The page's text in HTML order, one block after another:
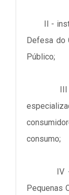
II -
Defesa do
Público;
III -
consumo;
IV -
Pequenas